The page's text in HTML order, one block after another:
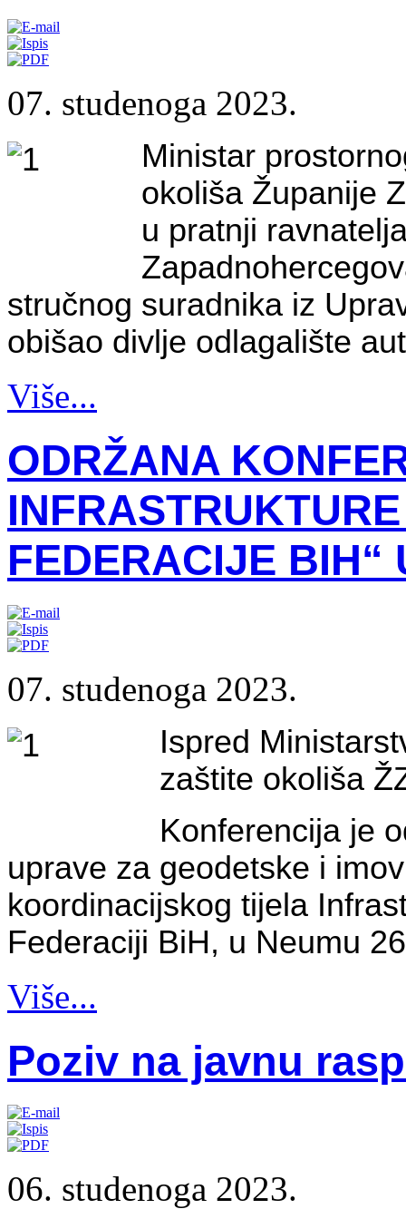
07. studenoga 2023.
Ministar
okoliša Županije
u pratnji
stručnog suradnika iz
obišao divlje odlagalište
Više...
ODRŽANA
FEDERACIJE BIH“
07. studenoga 2023.
Ispred
zaštite okoliša
Konferencija je
uprave za geodetske i
koordinacijskog tijela
Federaciji BiH, u Neumu
Više...
Poziv na javnu
06. studenoga 2023.